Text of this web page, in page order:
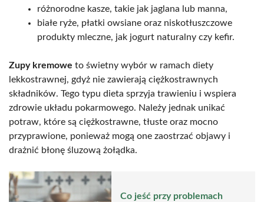
różnorodne kasze, takie jak jaglana lub manna,
białe ryże, płatki owsiane oraz niskotłuszczowe
produkty mleczne, jak jogurt naturalny czy kefir.
Zupy kremowe to świetny wybór w ramach diety
lekkostrawnej, gdyż nie zawierają ciężkostrawnych
składników. Tego typu dieta sprzyja trawieniu i wspiera
zdrowie układu pokarmowego. Należy jednak unikać
potraw, które są ciężkostrawne, tłuste oraz mocno
przyprawione, ponieważ mogą one zaostrzać objawy i
drażnić błonę śluzową żołądka.
Co jeść przy problemach